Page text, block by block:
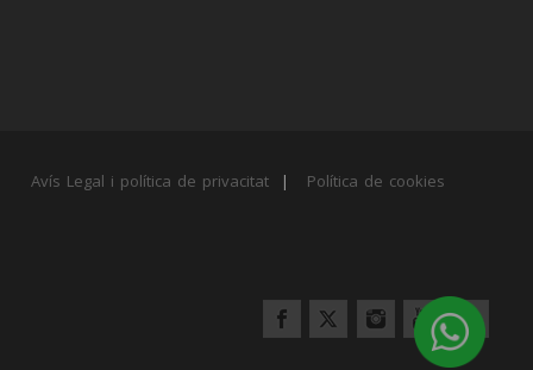
Avís Legal i política de privacitat | Política de cookies